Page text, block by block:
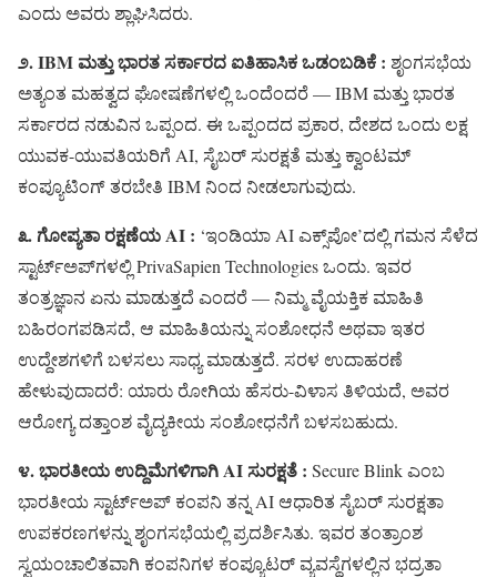
ಎಂದು ಅವರು ಶ್ಲಾಘಿಸಿದರು.
೨. IBM ಮತ್ತು ಭಾರತ ಸರ್ಕಾರದ ಐತಿಹಾಸಿಕ ಒಡಂಬಡಿಕೆ : ಶೃಂಗಸಭೆಯ
ಅತ್ಯಂತ ಮಹತ್ವದ ಘೋಷಣೆಗಳಲ್ಲಿ ಒಂದೆಂದರೆ — IBM ಮತ್ತು ಭಾರತ
ಸರ್ಕಾರದ ನಡುವಿನ ಒಪ್ಪಂದ. ಈ ಒಪ್ಪಂದದ ಪ್ರಕಾರ, ದೇಶದ ಒಂದು ಲಕ್ಷ
ಯುವಕ-ಯುವತಿಯರಿಗೆ AI, ಸೈಬರ್ ಸುರಕ್ಷತೆ ಮತ್ತು ಕ್ವಾಂಟಮ್
ಕಂಪ್ಯೂಟಿಂಗ್ ತರಬೇತಿ IBM ನಿಂದ ನೀಡಲಾಗುವುದು.
೩. ಗೋಪ್ಯತಾ ರಕ್ಷಣೆಯ AI : ‘ಇಂಡಿಯಾ AI ಎಕ್ಸ್‌ಪೋ’ದಲ್ಲಿ ಗಮನ ಸೆಳೆದ
ಸ್ಟಾರ್ಟ್‌ಅಪ್‌ಗಳಲ್ಲಿ PrivaSapien Technologies ಒಂದು. ಇವರ
ತಂತ್ರಜ್ಞಾನ ಏನು ಮಾಡುತ್ತದೆ ಎಂದರೆ — ನಿಮ್ಮ ವೈಯಕ್ತಿಕ ಮಾಹಿತಿ
ಬಹಿರಂಗಪಡಿಸದೆ, ಆ ಮಾಹಿತಿಯನ್ನು ಸಂಶೋಧನೆ ಅಥವಾ ಇತರ
ಉದ್ದೇಶಗಳಿಗೆ ಬಳಸಲು ಸಾಧ್ಯ ಮಾಡುತ್ತದೆ. ಸರಳ ಉದಾಹರಣೆ
ಹೇಳುವುದಾದರೆ: ಯಾರು ರೋಗಿಯ ಹೆಸರು-ವಿಳಾಸ ತಿಳಿಯದೆ, ಅವರ
ಆರೋಗ್ಯ ದತ್ತಾಂಶ ವೈದ್ಯಕೀಯ ಸಂಶೋಧನೆಗೆ ಬಳಸಬಹುದು.
೪. ಭಾರತೀಯ ಉದ್ದಿಮೆಗಳಿಗಾಗಿ AI ಸುರಕ್ಷತೆ : Secure Blink ಎಂಬ
ಭಾರತೀಯ ಸ್ಟಾರ್ಟ್‌ಅಪ್ ಕಂಪನಿ ತನ್ನ AI ಆಧಾರಿತ ಸೈಬರ್ ಸುರಕ್ಷತಾ
ಉಪಕರಣಗಳನ್ನು ಶೃಂಗಸಭೆಯಲ್ಲಿ ಪ್ರದರ್ಶಿಸಿತು. ಇವರ ತಂತ್ರಾಂಶ
ಸ್ವಯಂಚಾಲಿತವಾಗಿ ಕಂಪನಿಗಳ ಕಂಪ್ಯೂಟರ್ ವ್ಯವಸ್ಥೆಗಳಲ್ಲಿನ ಭದ್ರತಾ